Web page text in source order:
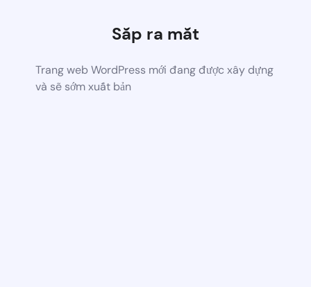
Sắp ra mắt
Trang web WordPress mới đang được xây dựng
và sẽ sớm xuất bản